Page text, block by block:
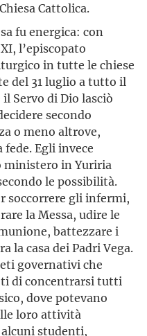
Cattolica.
fu energica: con
l’episcopato
in tutte le chiese
del 31 luglio a tutto il
Servo di Dio lasciò
secondo
o meno altrove,
Egli invece
ministero in Yuriria
le possibilità.
soccorrere gli infermi,
la Messa, udire le
battezzare i
la casa dei Padri Vega.
governativi che
di concentrarsi tutti
dove potevano
loro attività
studenti,